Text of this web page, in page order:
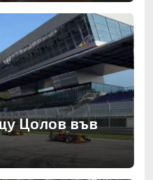
Цолов във